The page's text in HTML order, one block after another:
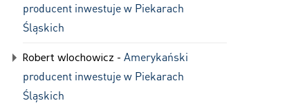
producent inwestuje w Piekarach
Śląskich
Robert wlochowicz -Amerykański
producent inwestuje w Piekarach
Śląskich